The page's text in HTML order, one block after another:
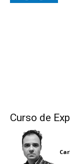
Curso de